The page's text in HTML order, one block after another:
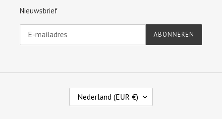
Nieuwsbrief
ABONNEREN
A
Nederland (EUR €)